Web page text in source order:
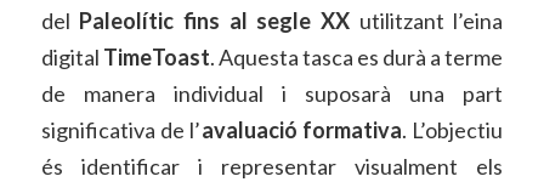
del Paleolític fins al segle XX utilitzant l’eina
digital TimeToast. Aquesta tasca es durà a terme
de manera individual i suposarà una part
significativa de l’avaluació formativa. L’objectiu
és identificar i representar visualment els